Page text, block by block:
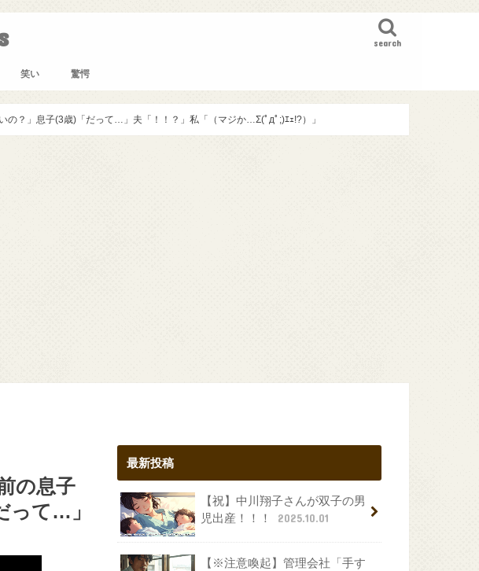
search
笑い 驚愕
の？」息子(3歳)「だって…」夫「！！？」私「（マジか…Σ(ﾟдﾟ;)ｴｪ!?）」
の息子
って…」
最新投稿
【祝】中川翔子さんが双子の男
児出産！！！
2025.10.01
【※注意喚起】管理会社「手す